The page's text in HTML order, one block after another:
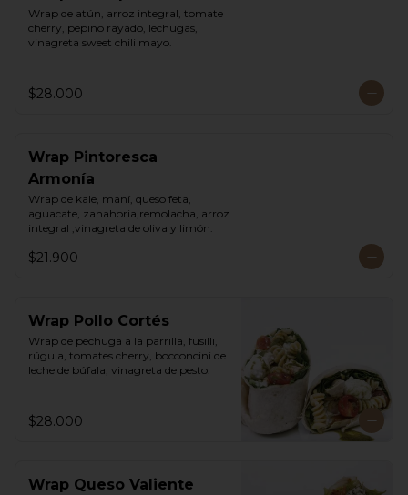
Wrap de atún, arroz integral, tomate
cherry, pepino rayado, lechugas,
vinagreta sweet chili mayo.
$28.000
Wrap Pintoresca
Armonía
Wrap de kale, maní, queso feta,
aguacate, zanahoria,remolacha, arroz
integral ,vinagreta de oliva y limón.
$21.900
Wrap Pollo Cortés
Wrap de pechuga a la parrilla, fusilli,
rúgula, tomates cherry, bocconcini de
leche de búfala, vinagreta de pesto.
$28.000
Wrap Queso Valiente